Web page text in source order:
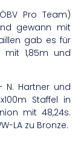
Pro Team)
gewann mit
gab es für
mit 1,85m und
N. Hartner und
Staffel in
mit 48,24s.
LA zu Bronze.